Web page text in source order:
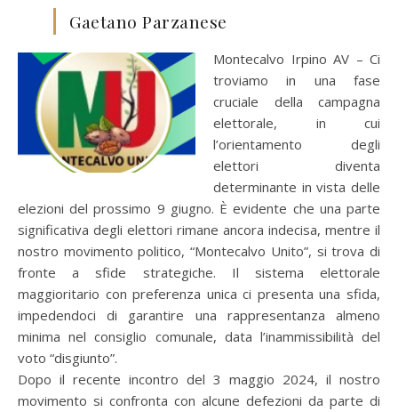
Gaetano Parzanese
Montecalvo Irpino AV – Ci
troviamo in una fase
cruciale della campagna
elettorale, in cui
l’orientamento degli
elettori diventa
determinante in vista delle
elezioni del prossimo 9 giugno. È evidente che una parte
significativa degli elettori rimane ancora indecisa, mentre il
nostro movimento politico, “Montecalvo Unito”, si trova di
fronte a sfide strategiche. Il sistema elettorale
maggioritario con preferenza unica ci presenta una sfida,
impedendoci di garantire una rappresentanza almeno
minima nel consiglio comunale, data l’inammissibilità del
voto “disgiunto”.
Dopo il recente incontro del 3 maggio 2024, il nostro
movimento si confronta con alcune defezioni da parte di